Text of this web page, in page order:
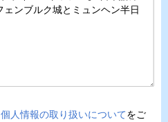
個人情報の取り扱いについてをご